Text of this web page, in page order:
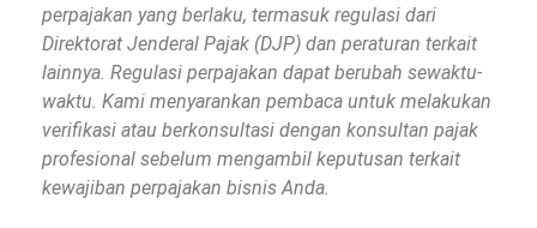
perpajakan yang berlaku, termasuk regulasi dari
Direktorat Jenderal Pajak (DJP) dan peraturan terkait
lainnya. Regulasi perpajakan dapat berubah sewaktu-
waktu. Kami menyarankan pembaca untuk melakukan
verifikasi atau berkonsultasi dengan konsultan pajak
profesional sebelum mengambil keputusan terkait
kewajiban perpajakan bisnis Anda.